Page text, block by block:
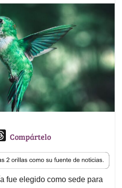
T
r
e
a
Compártelo
fue elegido como sede para